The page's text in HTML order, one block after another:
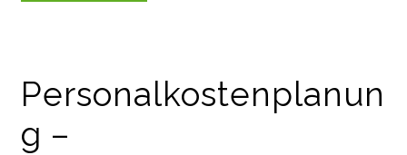
Personalkostenplanun
g –